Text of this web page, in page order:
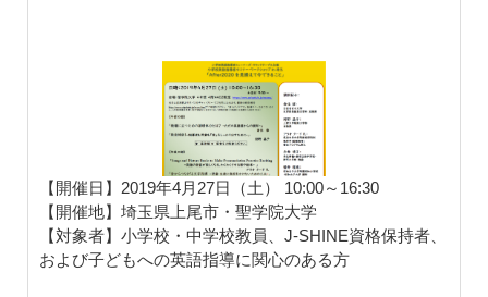
【開催日】2019年4月27日（土） 10:00～16:30
【開催地】埼玉県上尾市・聖学院大学
【対象者】小学校・中学校教員、J-SHINE資格保持者、
および子どもへの英語指導に関心のある方